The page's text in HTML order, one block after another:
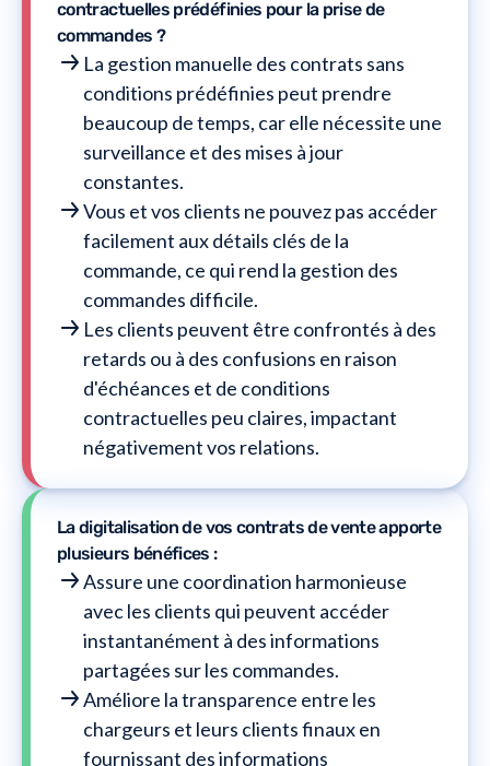
contractuelles prédéfinies pour la prise de
commandes ?
La gestion manuelle des contrats sans
conditions prédéfinies peut prendre
beaucoup de temps, car elle nécessite une
surveillance et des mises à jour
constantes.
Vous et vos clients ne pouvez pas accéder
facilement aux détails clés de la
commande, ce qui rend la gestion des
commandes difficile.
Les clients peuvent être confrontés à des
retards ou à des confusions en raison
d'échéances et de conditions
contractuelles peu claires, impactant
négativement vos relations.
La digitalisation de vos contrats de vente apporte
plusieurs bénéfices :
Assure une coordination harmonieuse
avec les clients qui peuvent accéder
instantanément à des informations
partagées sur les commandes.
Améliore la transparence entre les
chargeurs et leurs clients finaux en
fournissant des informations